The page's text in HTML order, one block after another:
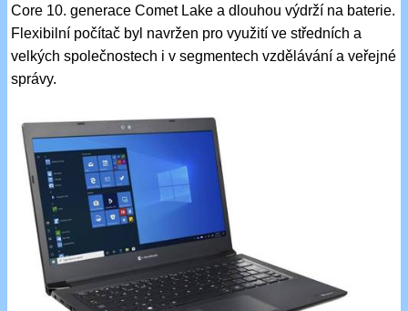
Core 10. generace Comet Lake a dlouhou výdrží na baterie.
Flexibilní počítač byl navržen pro využití ve středních a
velkých společnostech i v segmentech vzdělávání a veřejné
správy.